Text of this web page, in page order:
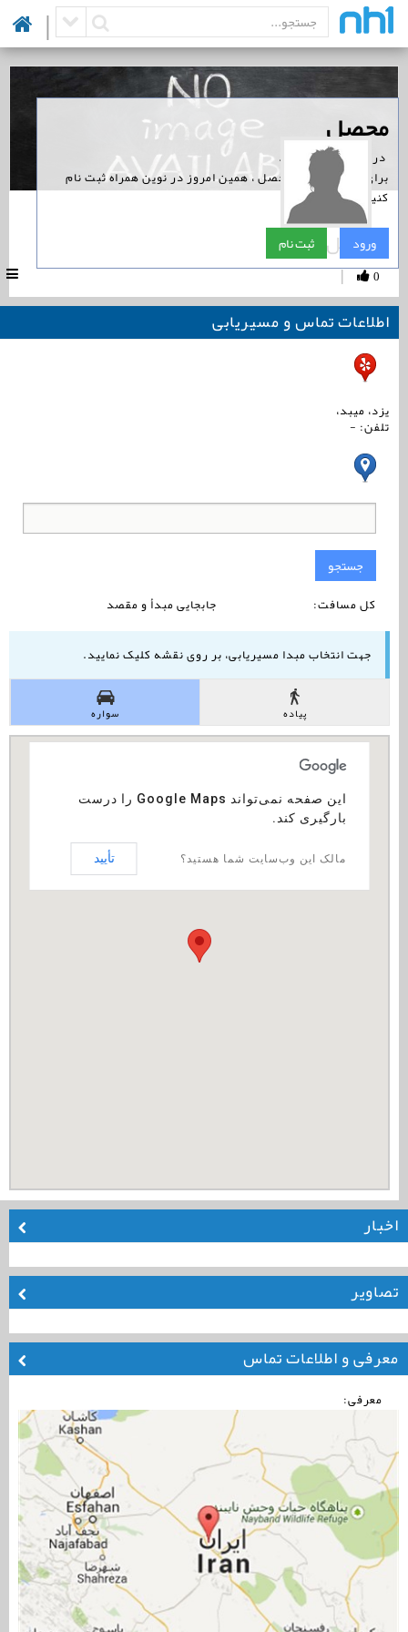
|
‏محصل
‏ در نوین همراه است.
برای پیگیری اخبار محصل ، همین امروز در نوین همراه ثبت نام
کنید.
ورود ثبت نام محصل
0
|
اطلاعات تماس و مسیریابی
یزد، میبد،
تلفن: -
جستجو
کل مسافت: جابجایی مبدأ و مقصد
جهت انتخاب مبدا مسیریابی، بر روی نقشه کلیک نمایید.
سواره پیاده
‏‫این صفحه نمی‌تواند Google Maps را درست
بارگیری کند.
مالک این وب‌سایت شما هستید؟ تأیید
اخبار
تصاویر
معرفی و اطلاعات تماس
معرفی: